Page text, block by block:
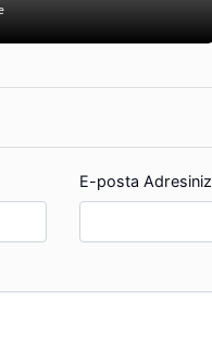
E-posta Adresiniz